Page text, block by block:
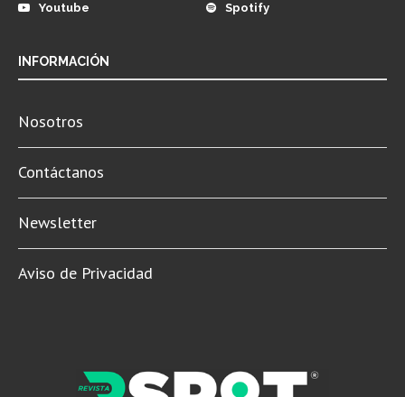
Youtube
Spotify
INFORMACIÓN
Nosotros
Contáctanos
Newsletter
Aviso de Privacidad